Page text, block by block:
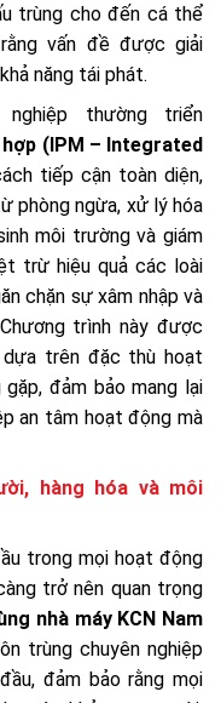
trùng cho đến cá thể
vấn đề được giải
năng tái phát.
thường triển
(IPM – Integrated
tiếp cận toàn diện,
phòng ngừa, xử lý hóa
môi trường và giám
trừ hiệu quả các loài
chặn sự xâm nhập và
trình này được
dựa trên đặc thù hoạt
đảm bảo mang lại
an tâm hoạt động mà
hàng hóa và môi
trong mọi hoạt động
trở nên quan trọng
nhà máy KCN Nam
trùng chuyên nghiệp
đảm bảo rằng mọi